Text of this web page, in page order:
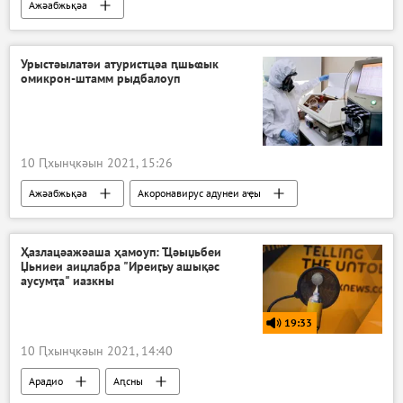
Ажәабжьқәа
Урыстәылатәи атуристцәа ԥшьҩык
омикрон-штамм рыдбалоуп
10 Ԥхынҷкәын 2021, 15:26
Ажәабжьқәа Акоронавирус адунеи аҿы
Ҳазлацәажәаша ҳамоуп: Ҵәыџьбеи
Џьниеи аицлабра "Иреиӷьу ашықәс
аусумҭа" иазкны
19:33
10 Ԥхынҷкәын 2021, 14:40
Арадио
Аԥсны